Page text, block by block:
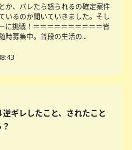
か、バレたら怒られるの確定案件
いるのか聞いていきました。そし
に挑戦！＝＝＝＝＝＝＝＝＝＝皆
時募集中。普段の生活の...
ギレしたこと、されたこと